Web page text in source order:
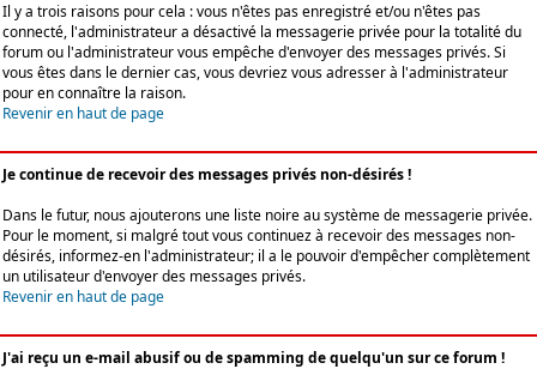
Il y a trois raisons pour cela : vous n'êtes pas enregistré et/ou n'êtes pas
connecté, l'administrateur a désactivé la messagerie privée pour la totalité du
forum ou l'administrateur vous empêche d'envoyer des messages privés. Si
vous êtes dans le dernier cas, vous devriez vous adresser à l'administrateur
pour en connaître la raison.
Revenir en haut de page
Je continue de recevoir des messages privés non-désirés !
Dans le futur, nous ajouterons une liste noire au système de messagerie privée.
Pour le moment, si malgré tout vous continuez à recevoir des messages non-
désirés, informez-en l'administrateur; il a le pouvoir d'empêcher complètement
un utilisateur d'envoyer des messages privés.
Revenir en haut de page
J'ai reçu un e-mail abusif ou de spamming de quelqu'un sur ce forum !